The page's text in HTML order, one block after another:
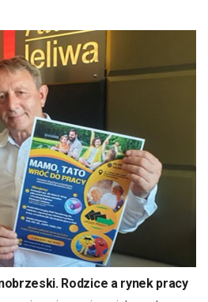
Rodzice a rynek pracy